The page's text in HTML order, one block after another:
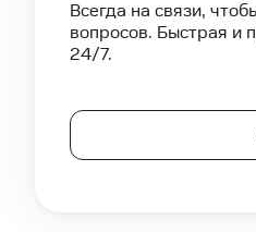
Всегда на связи,
вопросов. Быстрая и
24/7.